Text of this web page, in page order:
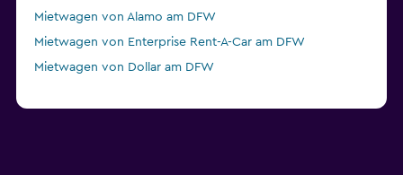
Mietwagen von Alamo am DFW
Mietwagen von Enterprise Rent-A-Car am DFW
Mietwagen von Dollar am DFW